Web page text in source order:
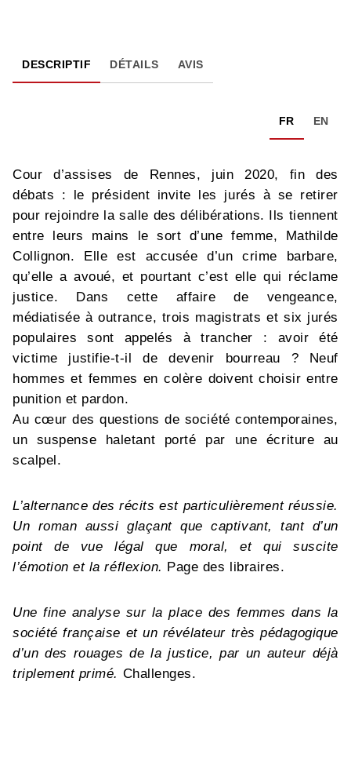
DESCRIPTIF DÉTAILS AVIS
FR EN
Cour d’assises de Rennes, juin 2020, fin des
débats : le président invite les jurés à se retirer
pour rejoindre la salle des délibérations. Ils tiennent
entre leurs mains le sort d’une femme, Mathilde
Collignon. Elle est accusée d’un crime barbare,
qu’elle a avoué, et pourtant c’est elle qui réclame
justice. Dans cette affaire de vengeance,
médiatisée à outrance, trois magistrats et six jurés
populaires sont appelés à trancher : avoir été
victime justifie-t-il de devenir bourreau ? Neuf
hommes et femmes en colère doivent choisir entre
punition et pardon.
Au cœur des questions de société contemporaines,
un suspense haletant porté par une écriture au
scalpel.
L’alternance des récits est particulièrement réussie.
Un roman aussi glaçant que captivant, tant d’un
point de vue légal que moral, et qui suscite
l’émotion et la réflexion. Page des libraires.
Une fine analyse sur la place des femmes dans la
société française et un révélateur très pédagogique
d’un des rouages de la justice, par un auteur déjà
triplement primé. Challenges.